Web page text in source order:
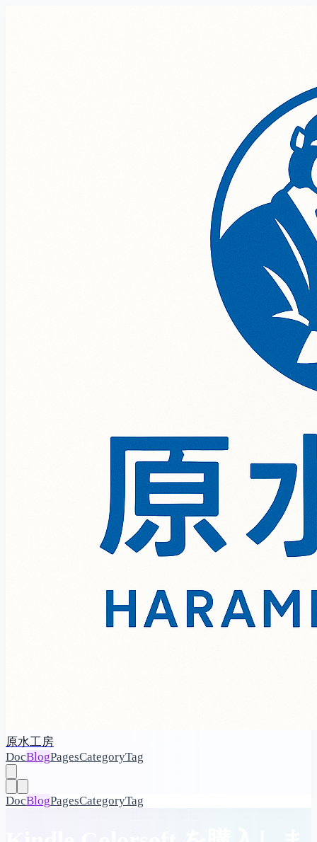
原水工房
DocBlogPagesCategoryTag
DocBlogPagesCategoryTag